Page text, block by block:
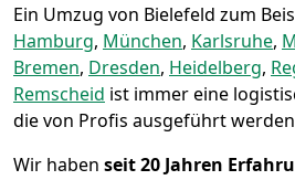
Ein Umzug von Bielefeld zum
Hamburg, München, Karlsruhe,
Bremen, Dresden, Heidelberg,
Remscheid ist immer eine
die von Profis ausgeführt
Wir haben seit20 Jahren